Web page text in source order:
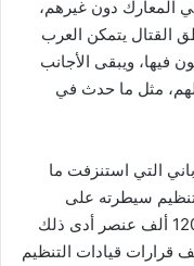
المعارك دون غيرهم،
القتال يتمكن العرب
فيها، ويبقى الأجانب
مثل ما حدث في
التي استنزفت ما
التنظيم سيطرته على
مصفى بيجي والتي قتل فيه ما يقارب 12000 ألف عنصر أدى ذلك
قرارات قيادات التنظيم